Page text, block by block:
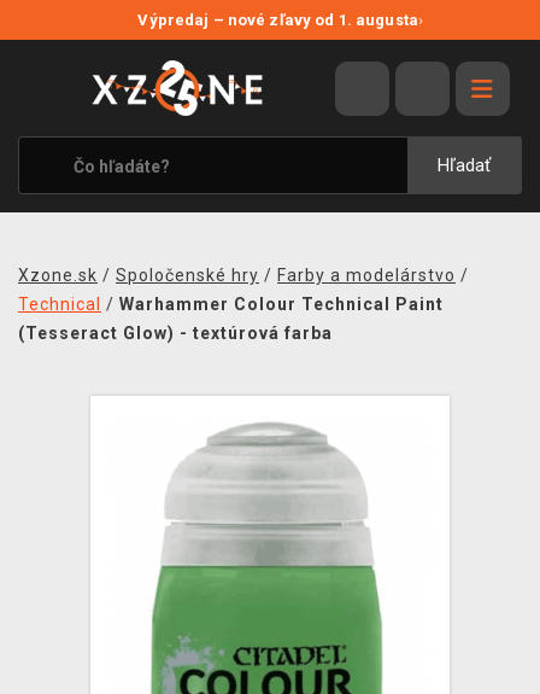
Výpredaj – nové zľavy od 1. augusta›
Hľadať
VÝPREDAJ
VIDEOHRY
XZONE ORIGINALS
TEMATIKY
MERCHANDISE
Xzone.sk / Spoločenské hry / Farby a modelárstvo /
Technical
/ Warhammer Colour Technical Paint
(Tesseract Glow) - textúrová farba